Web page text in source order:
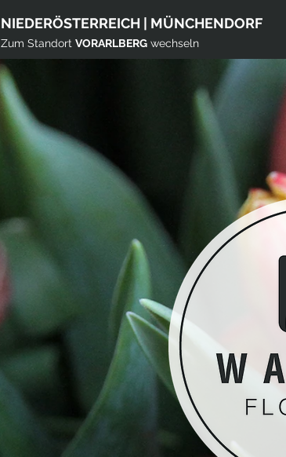
NIEDERÖSTERREICH | MÜNCHENDORF
Zum Standort VORARLBERG wechseln